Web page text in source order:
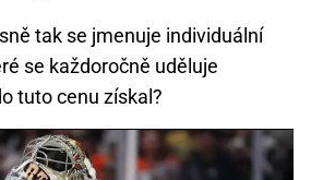
tak se jmenuje individuální
se každoročně uděluje
tuto cenu získal?